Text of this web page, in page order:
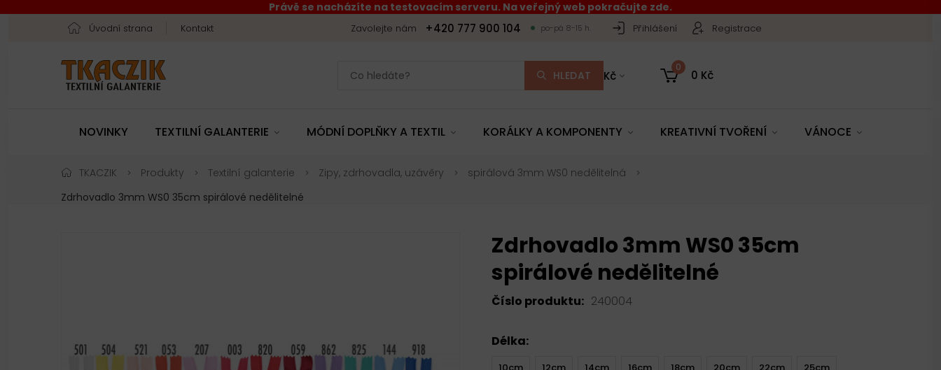
Právě se nacházíte na testovacím serveru. Na veřejný web pokračujte zde.
Úvodní strana Kontakt Zavolejte nám +420 777 900 104 po-pá 8-15 h. Přihlášení Registrace
HLEDAT Kč
0
0 Kč
NOVINKY TEXTILNÍ GALANTERIE MÓDNÍ DOPLŇKY A TEXTIL KORÁLKY A KOMPONENTY KREATIVNÍ TVOŘENÍ VÁNOCE
TKACZIK Produkty Textilní galanterie Zipy, zdrhovadla, uzávěry
spirálová 3mm WS0 nedělitelná
Zdrhovadlo 3mm WS0 35cm spirálové nedělitelné
Zdrhovadlo 3mm WS0 35cm
spirálové nedělitelné
Číslo produktu: 240004
Délka: